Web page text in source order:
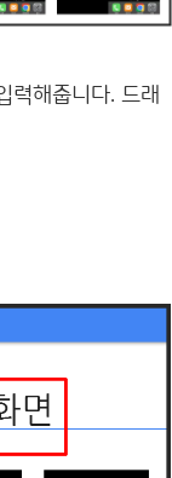
력해줍니다. 드래